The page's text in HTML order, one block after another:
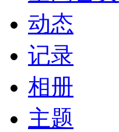
动态
记录
相册
主题